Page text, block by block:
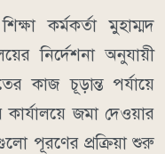
কর্মকর্তা মুহাম্মদ
নির্দেশনা অনুযায়ী
কাজ চূড়ান্ত পর্যায়ে
কার্যালয়ে জমা দেওয়ার
পূরণের প্রক্রিয়া শুরু